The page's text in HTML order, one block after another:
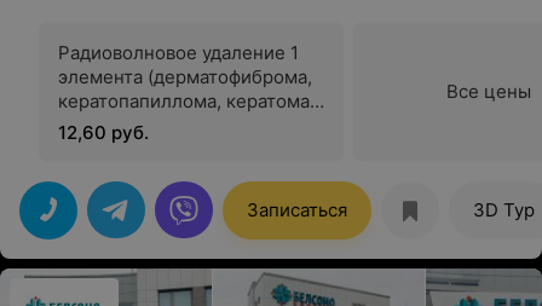
Радиоволновое удаление 1
элемента (дерматофиброма,
кератопапиллома, кератома)
за 1 см.кв
12,60 руб.
Все цены
Записаться 3D Тур